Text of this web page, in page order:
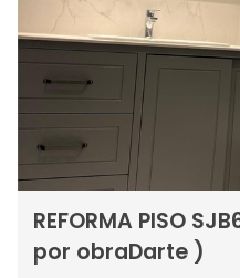
REFORMA PISO
por obraDarte )